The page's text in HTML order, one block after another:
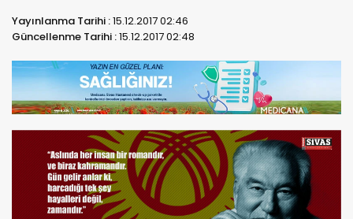
Yayınlanma Tarihi :15.12.2017 02:46
Güncellenme Tarihi :15.12.2017 02:48